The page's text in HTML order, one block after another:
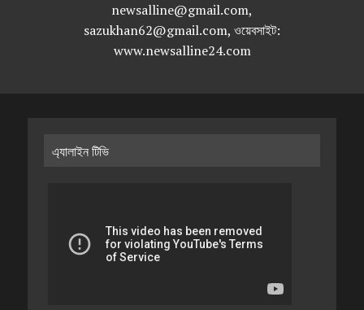
newsalline@gmail.com,
sazukhan62@gmail.com, ওয়েবসাইট:
www.newsalline24.com
এ্যালাইন টিভি